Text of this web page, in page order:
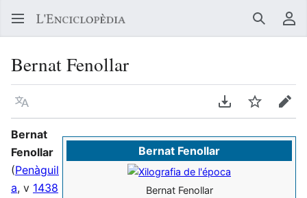
Buscar
Bernat Fenollar
Llegir en un atre idioma Descarregar en
Vigilar
Bernat Fenollar
Bernat Fenollar
Bernat
Fenollar
(Penàguil
a, v 1438